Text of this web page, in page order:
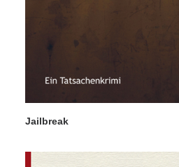
Jailbreak